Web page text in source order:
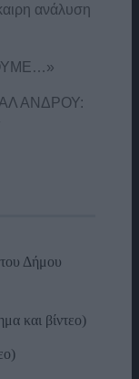
ανάλυση
ΑΝΔΡΟΥ:
Δήμου
και βίντεο)